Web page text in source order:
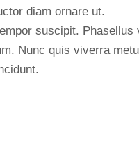
diam ornare ut.
suscipit. Phasellus
Nunc quis viverra